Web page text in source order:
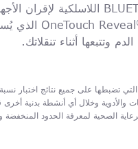
اللاسلكية لإقران
OneTouch Reveal الذي
وتتبعها أثناء تنقلاتك.
تضبطها على جميع نتائج اختبار
والأدوية وخلال أي أنشطة بدنية
الصحية لمعرفة الحدود المنخفضة